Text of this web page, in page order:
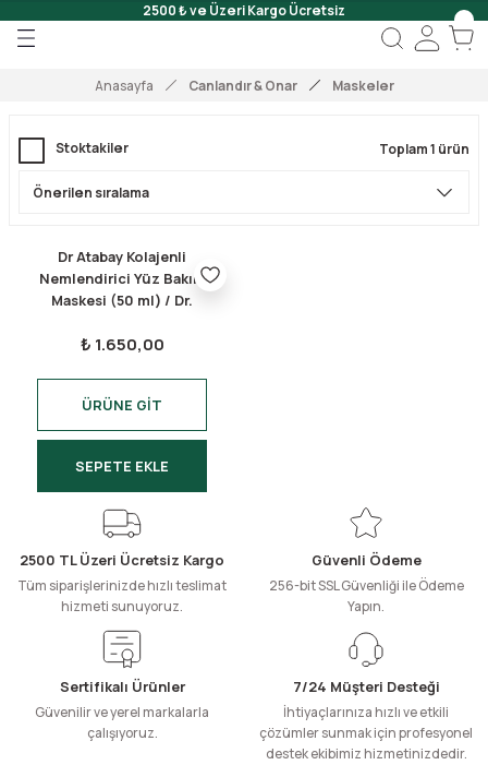
2500 ₺ ve Üzeri Kargo Ücretsiz
Geri Dön
Geri Dön
Geri Dön
Anasayfa Canlandır & Onar Maskeler
Stoktakiler Toplam 1 ürün
Dr Atabay Kolajenli
Nemlendirici Yüz Bakım
Maskesi (50 ml) / Dr.
Collagen Mask (50 ml)
₺ 1.650,00
ÜRÜNE GİT
SEPETE EKLE
2500 TL Üzeri Ücretsiz Kargo
Tüm siparişlerinizde hızlı teslimat
hizmeti sunuyoruz.
Güvenli Ödeme
256-bit SSL Güvenliği ile Ödeme
Yapın.
Sertifikalı Ürünler
Güvenilir ve yerel markalarla
çalışıyoruz.
7/24 Müşteri Desteği
İhtiyaçlarınıza hızlı ve etkili
çözümler sunmak için profesyonel
destek ekibimiz hizmetinizdedir.